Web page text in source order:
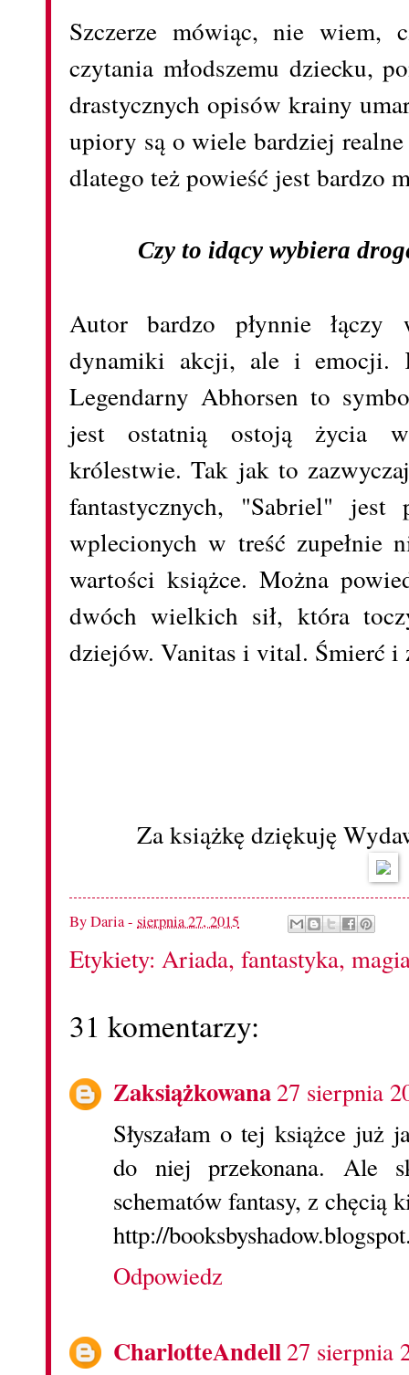
Szczerze mówiąc, nie wiem,
czytania młodszemu dziecku,
drastycznych opisów krainy
upiory są o wiele bardziej
dlatego też powieść jest bardzo
Czy to idący wybiera
Autor bardzo płynnie
dynamiki akcji, ale i emocji.
Legendarny Abhorsen to
jest ostatnią ostoją życia
królestwie. Tak jak to
fantastycznych, "Sabriel" jest
wplecionych w treść zupełnie
wartości książce. Można
dwóch wielkich sił, która
dziejów. Vanitas i vital. Śmierć i
Za książkę dziękuję
ByDaria- sierpnia 27, 2015
Etykiety: Ariada, fantastyka,
31 komentarzy:
Zaksiążkowana27 sierpnia
Słyszałam o tej książce już
do niej przekonana. Ale
schematów fantasy, z chęcią
http://
Odpowiedz
CharlotteAndell27 sierpnia